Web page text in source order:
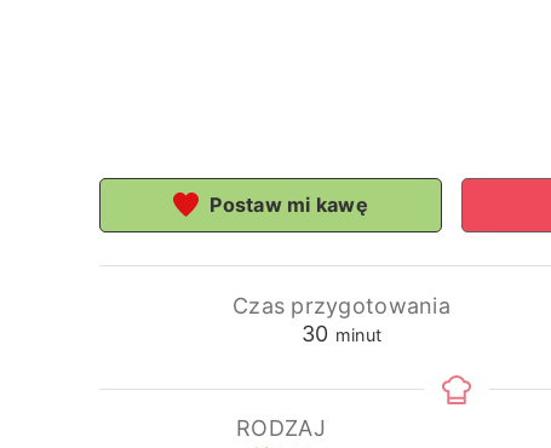
Postaw mi kawę
Czas przygotowania
30minuty
minut
RODZAJ